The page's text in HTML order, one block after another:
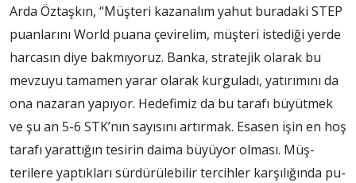
Arda Öztaşkın, “Müşteri kaza­nalım yahut buradaki STEP
pu­anlarını World puana çevire­lim, müşteri istediği yerde
har­casın diye bakmıyoruz. Banka, stratejik olarak bu
mevzuyu ta­mamen yarar olarak kurguladı, yatırımını da
ona nazaran yapıyor. Hedefimiz da bu tarafı büyüt­mek
ve şu an 5-6 STK’nın sa­yısını artırmak. Esasen işin en hoş
tarafı yarattığın tesirin daima büyüyor olması. Müş­
terilere yaptıkları sürdürüle­bilir tercihler karşılığında pu­